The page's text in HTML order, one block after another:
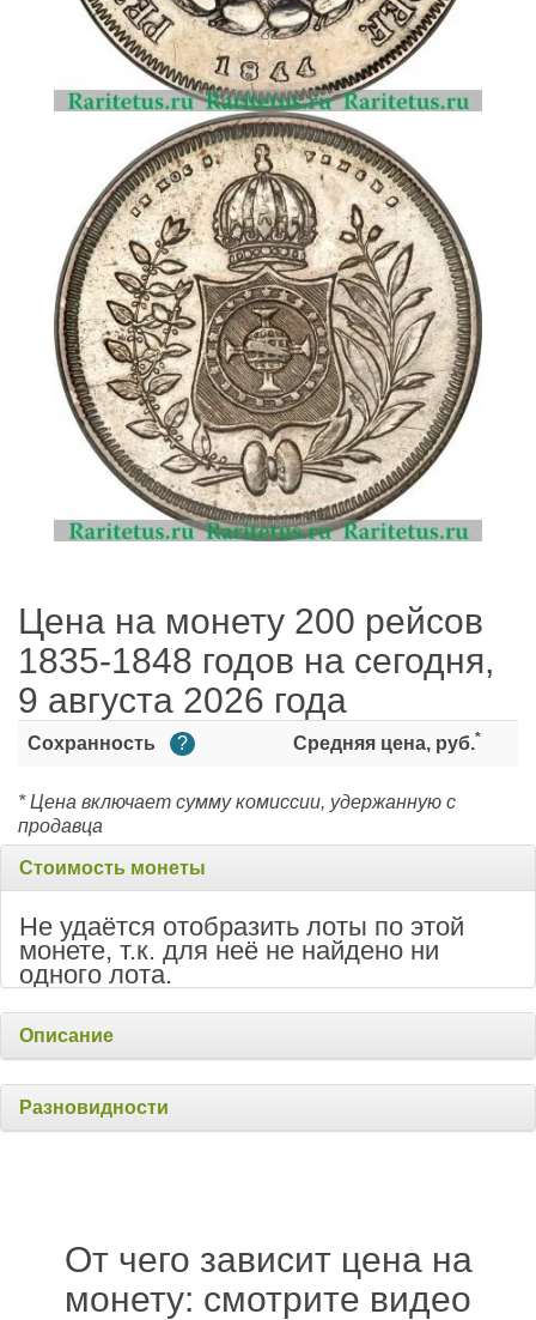
Цена на монету 200 рейсов
1835-1848 годов на сегодня,
9 августа 2026 года
Сохранность ? Средняя цена, руб.*
* Цена включает сумму комиссии, удержанную с
продавца
Стоимость монеты
Не удаётся отобразить лоты по этой
монете, т.к. для неё не найдено ни
одного лота.
Описание
Разновидности
От чего зависит цена на
монету: смотрите видео